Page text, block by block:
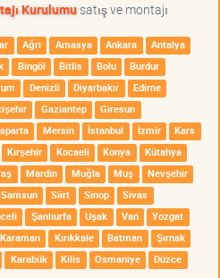
Kurulumusatış ve montajı
Ağrı Amasya Ankara
Antalya
Bingöl Bitlis Bolu
Burdur
Denizli Diyarbakır
Edirne
Gaziantep
Giresun
Mersin İstanbul İzmir
Kars
Kırşehir Kocaeli Konya
Kütahya
Mardin Muğla Muş
Nevşehir
Samsun Siirt Sinop
Sivas
Şanlıurfa Uşak Van
Yozgat
Karaman Kırıkkale Batman
Şırnak
Karabük Kilis Osmaniye Düzce